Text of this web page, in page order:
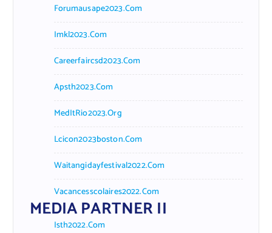
Forumausape2023.com
Imkl2023.com
Careerfaircsd2023.com
Apsth2023.com
MedItRio2023.org
Lcicon2023boston.com
Waitangidayfestival2022.com
Vacancesscolaires2022.com
MEDIA PARTNER II
Isth2022.com